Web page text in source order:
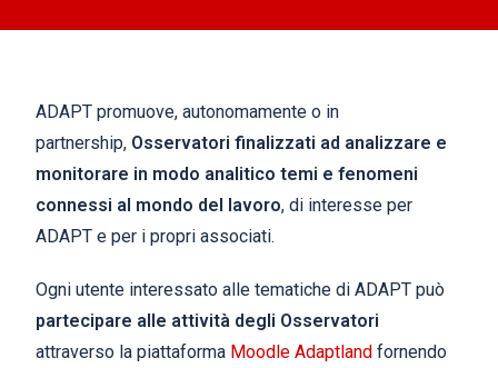
ADAPT promuove, autonomamente o in
partnership, Osservatori finalizzati ad analizzare e
monitorare in modo analitico temi e fenomeni
connessi al mondo del lavoro, di interesse per
ADAPT e per i propri associati.
Ogni utente interessato alle tematiche di ADAPT può
partecipare alle attività degli Osservatori
attraverso la piattaforma Moodle Adaptland fornendo